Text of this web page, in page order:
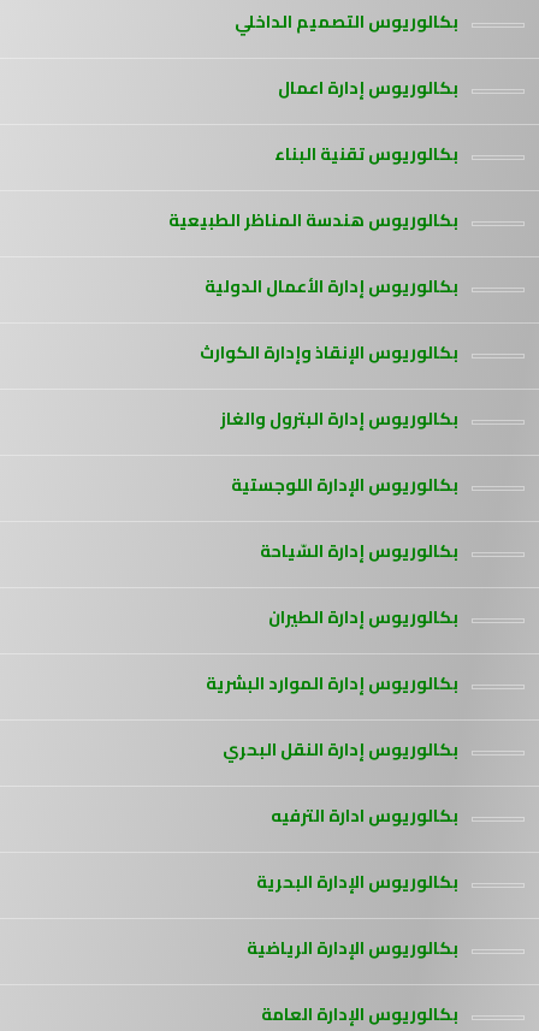
بكالوريوس التصميم الداخلي
بكالوريوس إدارة اعمال
بكالوريوس تقنية البناء
بكالوريوس هندسة المناظر الطبيعية
بكالوريوس إدارة الأعمال الدولية
بكالوريوس الإنقاذ وإدارة الكوارث
بكالوريوس إدارة البترول والغاز
بكالوريوس الإدارة اللوجستية
بكالوريوس إدارة السّياحة
بكالوريوس إدارة الطيران
بكالوريوس إدارة الموارد البشرية
بكالوريوس إدارة النقل البحري
بكالوريوس ادارة الترفيه
بكالوريوس الإدارة البحرية
بكالوريوس الإدارة الرياضية
بكالوريوس الإدارة العامة